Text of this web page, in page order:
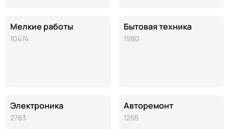
Мелкие работы
10474
Электроника
2783
Бытовая техника
1980
Авторемонт
1255